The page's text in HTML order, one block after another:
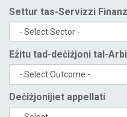
Settur tas-Servizzi
Eżitu tad-deċiżjoni tal-
Deċiżjonijiet appellati